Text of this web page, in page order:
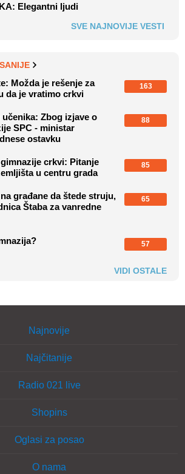
Elegantni ljudi
SVE NAJNOVIJE VESTI
Možda je rešenje za
da je vratimo crkvi
163
Zbog izjave o
SPC - ministar
ostavku
88
crkvi: Pitanje
u centru grada
85
građane da štede struju,
Štaba za vanredne
65
57
VIDI OSTALE
Najnovije
Najčitanije
Radio 021 live
Shopins
Oglasi za posao
O nama